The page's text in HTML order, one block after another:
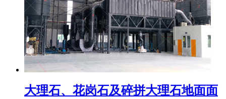
大理石、花岗石及碎拼大理石地面面